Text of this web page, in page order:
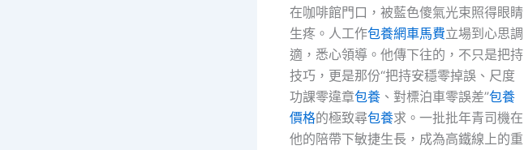
在咖啡館門口，被藍色傻氣光束照得眼睛
生疼。人工作包養網車馬費立場到心思調
適，悉心領導。他傳下往的，不只是把持
技巧，更是那份“把持安穩零掉誤、尺度
功課零違章包養 、對標泊車零誤差”包養
價格的極致尋包養求。一批批年青司機在
他的陪帶下敏捷生長，成為高鐵線上的重